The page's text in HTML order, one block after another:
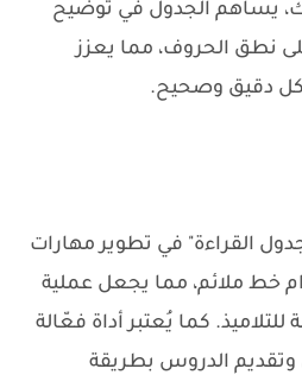
يساهم الجدول في توضيح
نطق الحروف، مما يعزز
دقيق وصحيح.
القراءة" في تطوير مهارات
خط ملائم، مما يجعل عملية
كما يُعتبر أداة فعّالة
الدروس بطريقة